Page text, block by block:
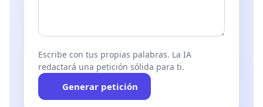
Escribe con tus propias palabras. La IA
redactará una petición sólida para ti.
Generar petición